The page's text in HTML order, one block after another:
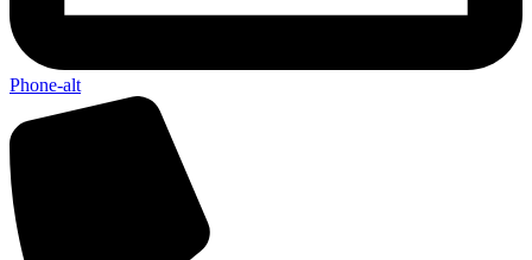
Phone-alt